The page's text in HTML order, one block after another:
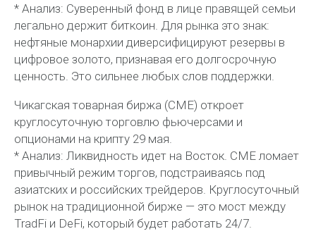
* Анализ: Суверенный фонд в лице правящей семьи
легально держит биткоин. Для рынка это знак:
нефтяные монархии диверсифицируют резервы в
цифровое золото, признавая его долгосрочную
ценность. Это сильнее любых слов поддержки.
Чикагская товарная биржа (CME) откроет
круглосуточную торговлю фьючерсами и
опционами на крипту 29 мая.
* Анализ: Ликвидность идет на Восток. CME ломает
привычный режим торгов, подстраиваясь под
азиатских и российских трейдеров. Круглосуточный
рынок на традиционной бирже — это мост между
TradFi и DeFi, который будет работать 24/7.